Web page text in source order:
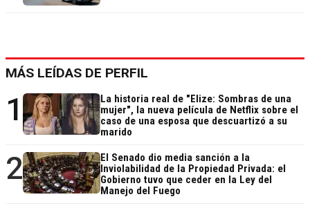
MÁS LEÍDAS DE PERFIL
1
La historia real de "Elize: Sombras de una
mujer", la nueva película de Netflix sobre el
caso de una esposa que descuartizó a su
marido
2
El Senado dio media sanción a la
Inviolabilidad de la Propiedad Privada: el
Gobierno tuvo que ceder en la Ley del
Manejo del Fuego